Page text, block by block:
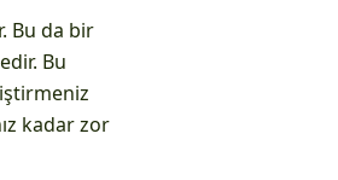
Bu da bir
Bu
kadar zor